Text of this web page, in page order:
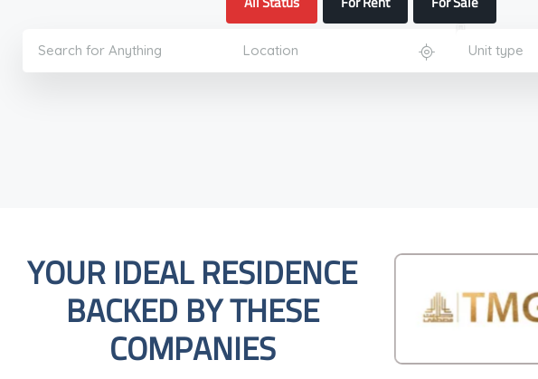
Unit type
YOUR IDEAL RESIDENCE
BACKED BY THESE
COMPANIES